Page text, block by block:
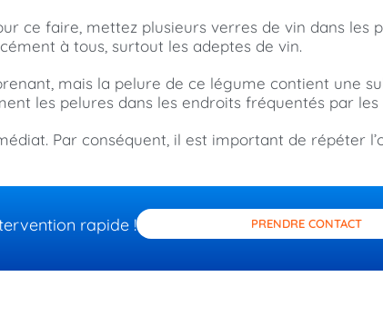
ce faire, mettez plusieurs verres de vin dans les
à tous, surtout les adeptes de vin.
mais la pelure de ce légume contient une
les pelures dans les endroits fréquentés par les
Par conséquent, il est important de répéter
rapide ! PRENDRE CONTACT